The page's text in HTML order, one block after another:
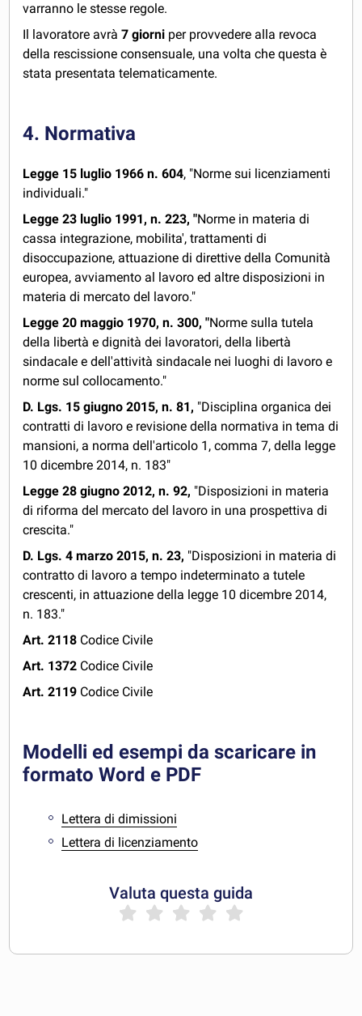
varranno le stesse regole.
Il lavoratore avrà7 giorni per provvedere alla revoca
della rescissione consensuale, una volta che questa è
stata presentata telematicamente.
4. Normativa
Legge 15 luglio 1966 n. 604, "Norme sui licenziamenti
individuali."
Legge 23 luglio 1991, n. 223, "Norme in materia di
cassa integrazione, mobilita', trattamenti di
disoccupazione, attuazione di direttive della Comunità
europea, avviamento al lavoro ed altre disposizioni in
materia di mercato del lavoro."
Legge 20 maggio 1970, n. 300, "Norme sulla tutela
della libertà e dignità dei lavoratori, della libertà
sindacale e dell'attività sindacale nei luoghi di lavoro e
norme sul collocamento."
D. Lgs. 15 giugno 2015, n. 81, "Disciplina organica dei
contratti di lavoro e revisione della normativa in tema di
mansioni, a norma dell'articolo 1, comma 7, della legge
10 dicembre 2014, n. 183"
Legge 28 giugno 2012, n. 92, "Disposizioni in materia
di riforma del mercato del lavoro in una prospettiva di
crescita."
D. Lgs. 4 marzo 2015, n. 23, "Disposizioni in materia di
contratto di lavoro a tempo indeterminato a tutele
crescenti, in attuazione della legge 10 dicembre 2014,
n. 183."
Art. 2118 Codice Civile
Art. 1372 Codice Civile
Art. 2119 Codice Civile
Modelli ed esempi da scaricare in
formato Word e PDF
Lettera di dimissioni
Lettera di licenziamento
Valuta questa guida